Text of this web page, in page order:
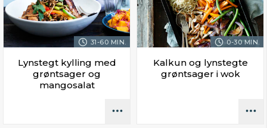
31-60 MIN.
Lynstegt kylling med
grøntsager og
mangosalat
0-30 MIN.
Kalkun og lynstegte
grøntsager i wok